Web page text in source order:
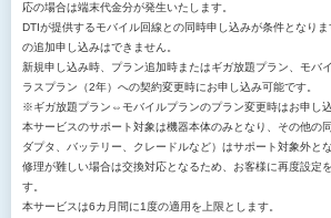
応の場合は端末代金分が発生いたします。
DTIが提供するモバイル回線との同時申し込みが条件となり
の追加申し込みはできません。
新規申し込み時、プラン追加時またはギガ放題プラン、モバ
ラスプラン（2年）への契約変更時にお申し込み可能です。
※ギガ放題プラン⇔モバイルプランのプラン変更時はお申し込
本サービスのサポート対象は機器本体のみとなり、その他の
ダプタ、バッテリー、クレードルなど）はサポート対象外とな
修理が難しい場合は交換対応となるため、お客様に再度設定
す。
本サービスは6カ月間に1度の適用を上限とします。